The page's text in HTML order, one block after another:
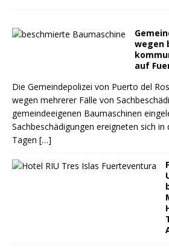
wegen
auf
Die Gemeindepolizei von Puerto del
wegen mehrerer Fälle von
gemeindeeigenen Baumaschinen
Sachbeschädigungen ereigneten sich in
Tagen […]